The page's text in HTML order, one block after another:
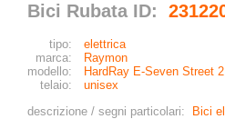
Bici Rubata ID:
tipo: elettrica
marca:
Raymon
modello:
HardRay E-Seven Street
telaio:
unisex
descrizione / segni particolari:
Bici